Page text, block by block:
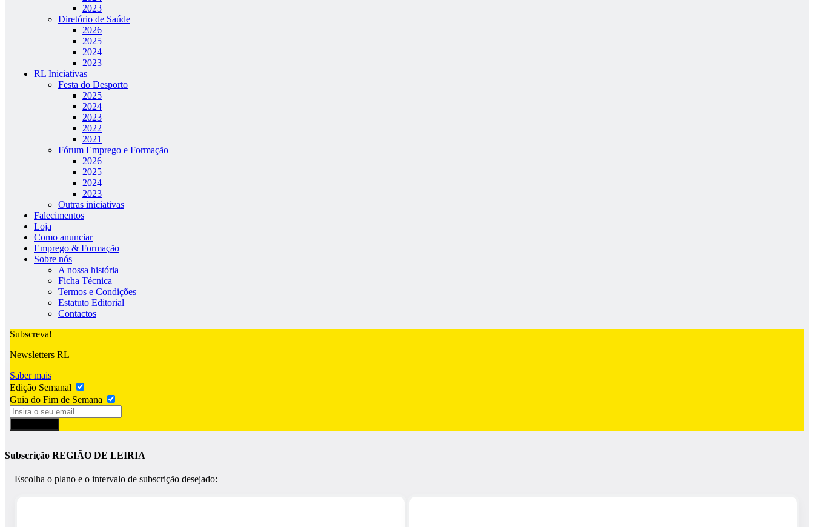
2023
Diretório de Saúde
2026
2025
2024
2023
RL Iniciativas
Festa do Desporto
2025
2024
2023
2022
2021
Fórum Emprego e Formação
2026
2025
2024
2023
Outras iniciativas
Falecimentos
Loja
Como anunciar
Emprego & Formação
Sobre nós
A nossa história
Ficha Técnica
Termos e Condições
Estatuto Editorial
Contactos
Subscreva!
Newsletters RL
Saber mais
Edição Semanal
Guia do Fim de Semana
Subscrição REGIÃO DE LEIRIA
Escolha o plano e o intervalo de subscrição desejado: